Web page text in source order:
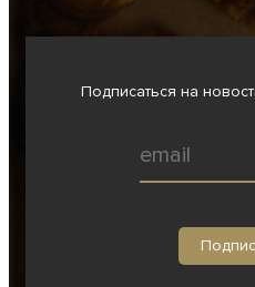
Подписаться на